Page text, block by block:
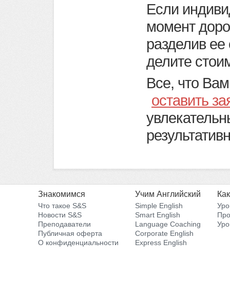
Если
момент
разделив
делите
Все, что
оставить
Знакомимся
Что такое S&S
Новости S&S
Преподаватели
Публичная оферта
О конфиденциальности
Учим Английский
Simple English
Smart English
Language Coaching
Corporate English
Express English